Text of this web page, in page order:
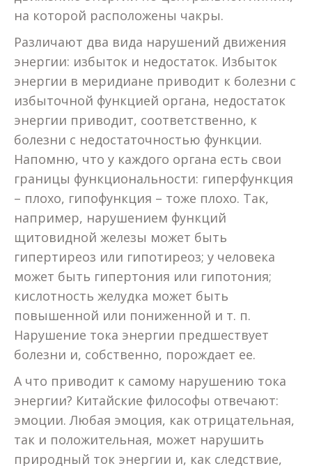
на которой расположены чакры.
Различают два вида нарушений движения
энергии: избыток и недостаток. Избыток
энергии в меридиане приводит к болезни с
избыточной функцией органа, недостаток
энергии приводит, соответственно, к
болезни с недостаточностью функции.
Напомню, что у каждого органа есть свои
границы функциональности: гиперфункция
– плохо, гипофункция – тоже плохо. Так,
например, нарушением функций
щитовидной железы может быть
гипертиреоз или гипотиреоз; у человека
может быть гипертония или гипотония;
кислотность желудка может быть
повышенной или пониженной и т. п.
Нарушение тока энергии предшествует
болезни и, собственно, порождает ее.
А что приводит к самому нарушению тока
энергии? Китайские философы отвечают:
эмоции. Любая эмоция, как отрицательная,
так и положительная, может нарушить
природный ток энергии и, как следствие,